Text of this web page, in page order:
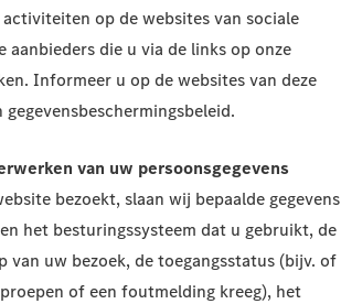
op de websites van sociale
aanbieders die u via de links op onze
Informeer u op de websites van deze
van uw persoonsgegevens
bezoekt, slaan wij bepaalde gegevens
het besturingssysteem dat u gebruikt, de
van uw bezoek, de toegangsstatus (bijv. of
of een foutmelding kreeg), het